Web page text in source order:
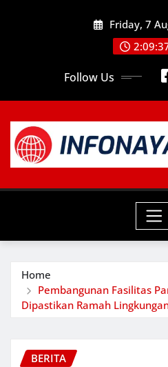
Friday, 7
Follow Us
Home
Pembangunan Fasilitas
Dipastikan Ramah
BERITA